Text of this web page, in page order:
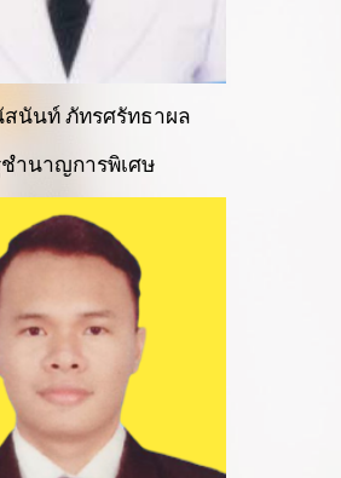
สนันท์ ภัทรศรัทธาผล
ำนาญการพิเศษ